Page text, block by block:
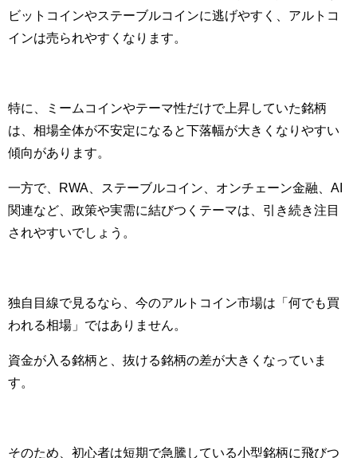
ビットコインやステーブルコインに逃げやすく、アルトコ
インは売られやすくなります。
特に、ミームコインやテーマ性だけで上昇していた銘柄
は、相場全体が不安定になると下落幅が大きくなりやすい
傾向があります。
一方で、RWA、ステーブルコイン、オンチェーン金融、AI
関連など、政策や実需に結びつくテーマは、引き続き注目
されやすいでしょう。
独自目線で見るなら、今のアルトコイン市場は「何でも買
われる相場」ではありません。
資金が入る銘柄と、抜ける銘柄の差が大きくなっていま
す。
そのため、初心者は短期で急騰している小型銘柄に飛びつ